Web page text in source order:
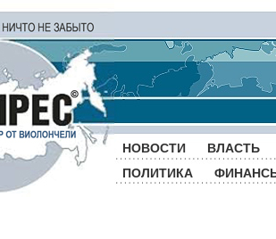
НОВОСТИ
ВЛАСТЬ
ПОЛИТИКА